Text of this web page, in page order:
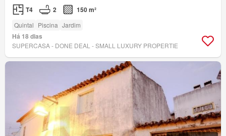
T4 2 150 m²
Quintal Piscina Jardim
Há 18 dias
SUPERCASA - DONE DEAL - SMALL LUXURY PROPERTIE